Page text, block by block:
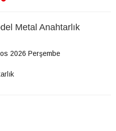
Metal Anahtarlık
2026 Perşembe